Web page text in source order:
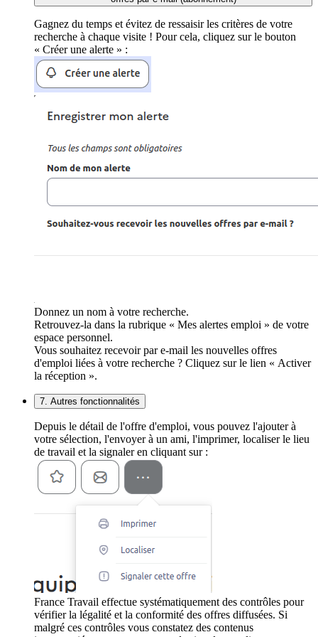
Gagnez du temps et évitez de ressaisir les critères de votre
recherche à chaque visite ! Pour cela, cliquez sur le bouton
« Créer une alerte » :
Donnez un nom à votre recherche.
Retrouvez-la dans la rubrique « Mes alertes emploi » de votre
espace personnel.
Vous souhaitez recevoir par e-mail les nouvelles offres
d'emploi liées à votre recherche ? Cliquez sur le lien « Activer
la réception ».
7. Autres fonctionnalités
Depuis le détail de l'offre d'emploi, vous pouvez l'ajouter à
votre sélection, l'envoyer à un ami, l'imprimer, localiser le lieu
de travail et la signaler en cliquant sur :
France Travail effectue systématiquement des contrôles pour
vérifier la légalité et la conformité des offres diffusées. Si
malgré ces contrôles vous constatez des contenus